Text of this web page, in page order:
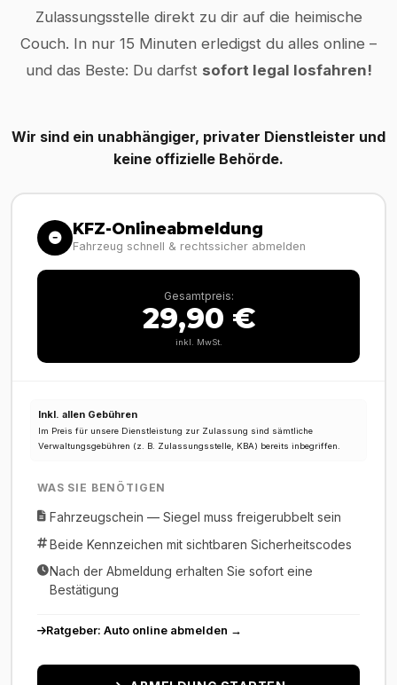
Zulassungsstelle direkt zu dir auf die heimische
Couch. In nur 15 Minuten erledigst du alles online –
und das Beste: Du darfst sofort legal losfahren!
Wir sind ein unabhängiger, privater Dienstleister und
keine offizielle Behörde.
KFZ-Onlineabmeldung
Fahrzeug schnell & rechtssicher abmelden
Gesamtpreis:
29,90 €
inkl. MwSt.
Inkl. allen Gebühren
Im Preis für unsere Dienstleistung zur Zulassung sind sämtliche
Verwaltungsgebühren (z. B. Zulassungsstelle, KBA) bereits inbegriffen.
WAS SIE BENÖTIGEN
Fahrzeugschein — Siegel muss freigerubbelt sein
Beide Kennzeichen mit sichtbaren Sicherheitscodes
Nach der Abmeldung erhalten Sie sofort eine
Bestätigung
Ratgeber: Auto online abmelden →